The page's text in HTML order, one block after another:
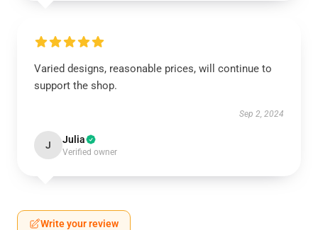
Varied designs, reasonable prices, will continue to
support the shop.
Sep 2, 2024
J Julia
Verified owner
Write your review